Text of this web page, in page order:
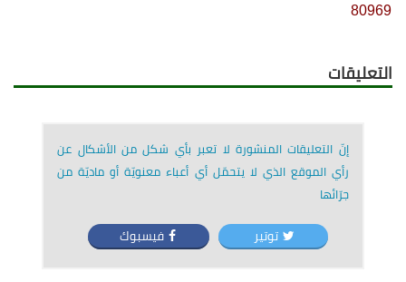
80969
التعليقات
إنّ التعليقات المنشورة لا تعبر بأي شكل من الأشكال عن
رأي الموقع الذي لا يتحمّل أي أعباء معنويّة أو ماديّة من
جرّائها
توتير فيسبوك